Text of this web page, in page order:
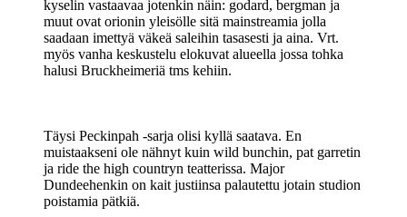
kyselin vastaavaa jotenkin näin: godard, bergman ja
muut ovat orionin yleisölle sitä mainstreamia jolla
saadaan imettyä väkeä saleihin tasasesti ja aina. Vrt.
myös vanha keskustelu elokuvat alueella jossa tohka
halusi Bruckheimeriä tms kehiin.
Täysi Peckinpah ‑sarja olisi kyllä saatava. En
muistaakseni ole nähnyt kuin wild bunchin, pat garretin
ja ride the high countryn teatterissa. Major
Dundeehenkin on kait justiinsa palautettu jotain studion
poistamia pätkiä.